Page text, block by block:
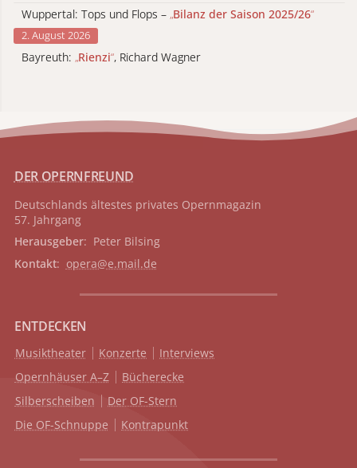
Wuppertal: Tops und Flops – „Bilanz der Saison 2025/26“
2. August 2026
Bayreuth: „Rienzi“, Richard Wagner
DER OPERNFREUND
Deutschlands ältestes privates Opernmagazin
57. Jahrgang
Herausgeber: Peter Bilsing
Kontakt: opera@e.mail.de
ENTDECKEN
Musiktheater Konzerte
Interviews
Opernhäuser A–Z
Bücherecke
Silberscheiben
Der OF-Stern
Die OF-Schnuppe
Kontrapunkt